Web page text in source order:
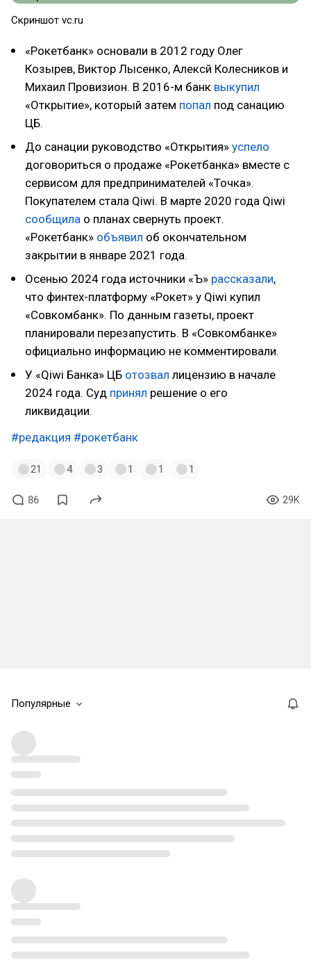
Скриншот vc.ru
«Рокетбанк» основали в 2012 году Олег
Козырев, Виктор Лысенко, Алексй Колесников и
Михаил Провизион. В 2016-м банк выкупил
«Открытие», который затем попал под санацию
ЦБ.
До санации руководство «Открытия» успело
договориться о продаже «Рокетбанка» вместе с
сервисом для предпринимателей «Точка».
Покупателем стала Qiwi. В марте 2020 года Qiwi
сообщила о планах свернуть проект.
«Рокетбанк» объявил об окончательном
закрытии в январе 2021 года.
Осенью 2024 года источники «Ъ» рассказали,
что финтех-платформу «Рокет» у Qiwi купил
«Совкомбанк». По данным газеты, проект
планировали перезапустить. В «Совкомбанке»
официально информацию не комментировали.
У «Qiwi Банка» ЦБ отозвал лицензию в начале
2024 года. Суд принял решение о его
ликвидации.
#редакция #рокетбанк
21 4 3 1 1 1
86 29K
Популярные